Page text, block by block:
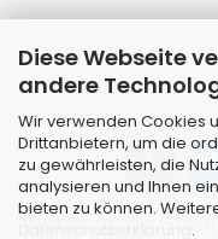
Diese Webseite
andere
Wir verwenden Cookies
Drittanbietern, um die
zu gewährleisten, die
analysieren und Ihnen
bieten zu können.
.
Webshopby